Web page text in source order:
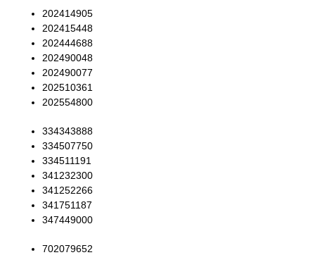
202414905
202415448
202444688
202490048
202490077
202510361
202554800
334343888
334507750
334511191
341232300
341252266
341751187
347449000
702079652